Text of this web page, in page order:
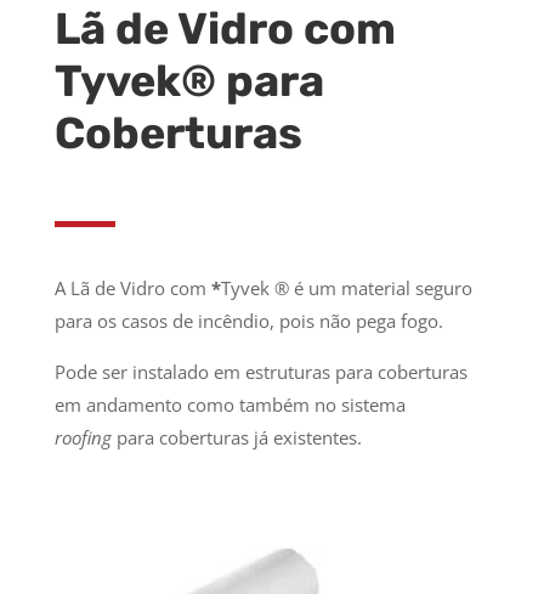
Lã de Vidro com
Tyvek® para
Coberturas
A Lã de Vidro com *Tyvek ® é um material seguro
para os casos de incêndio, pois não pega fogo.
Pode ser instalado em estruturas para coberturas
em andamento como também no sistema
roofingpara coberturas já existentes.